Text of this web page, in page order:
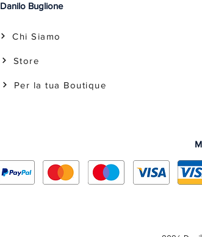
Danilo Buglione
Chi Siamo
Store
Per la tua Boutique